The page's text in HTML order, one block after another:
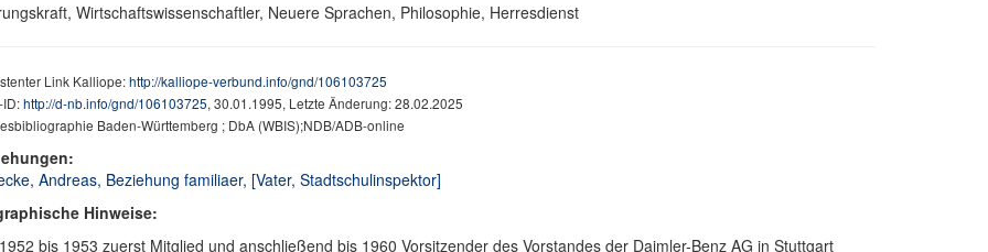
Wirtschaftswissenschaftler, Neuere Sprachen, Philosophie, Herresdienst
Link Kalliope:http://kalliope-verbund.info/gnd/106103725
http://d-nb.info/gnd/106103725, 30.01.1995, Letzte Änderung: 28.02.2025
Baden-Württemberg ; DbA (WBIS);NDB/ADB-online
Andreas, Beziehung familiaer, [Vater, Stadtschulinspektor]
Hinweise:
bis 1953 zuerst Mitglied und anschließend bis 1960 Vorsitzender des Vorstandes der Daimler-Benz AG in Stuttgart